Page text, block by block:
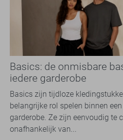
Basics: de onmisbare
iedere garderobe
Basics zijn tijdloze
belangrijke rol spelen binnen
garderobe. Ze zijn eenvoudig te
onafhankelijk van...